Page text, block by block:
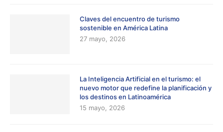
Claves del encuentro de turismo
sostenible en América Latina
27 mayo, 2026
La Inteligencia Artificial en el turismo: el
nuevo motor que redefine la planificación y
los destinos en Latinoamérica
15 mayo, 2026